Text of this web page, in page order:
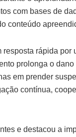
com bases de
conteúdo
rápida por
prolonga o dano
em prender
contínua,
e destacou a